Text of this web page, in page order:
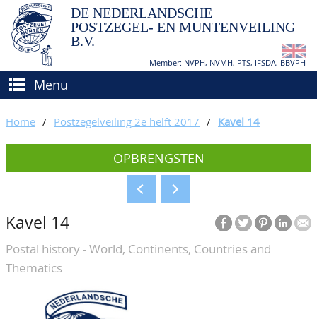
DE NEDERLANDSCHE
POSTZEGEL- EN MUNTENVEILING
B.V.
Member: NVPH, NVMH, PTS, IFSDA, BBVPH
Menu
(VER)KOPEN
Hoe verkopen?
Voorwaarden
BIEDEN
CATALOGI/OPBRENGSTEN
KEURINGSDIENST
OVER ONS
Home / Postzegelveiling 2e helft 2017 / Kavel 14
OPBRENGSTEN
Kavel 14
Postal history - World, Continents, Countries and
Thematics